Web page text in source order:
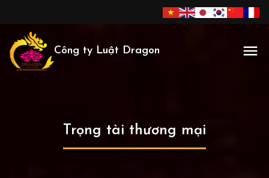
Công ty Luật Dragon
Trọng tài thương mại